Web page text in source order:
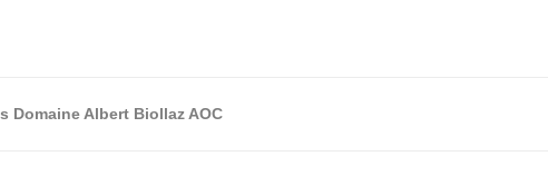
Domaine Albert Biollaz AOC